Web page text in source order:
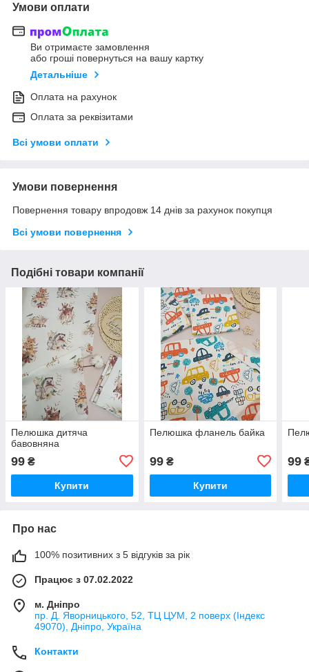
Умови оплати
Ви отримаєте замовлення
або гроші повернуться на вашу картку
Детальніше
Оплата на рахунок
Оплата за реквізитами
Всі умови оплати
Умови повернення
Повернення товару впродовж 14 днів за рахунок покупця
Всі умови повернення
Подібні товари компанії
Пелюшка дитяча
бавовняна
99 ₴
Купити
Пелюшка фланель байка
99₴
Купити
99
Про нас
100% позитивних з 5 відгуків за рік
Працює з 07.02.2022
м. Дніпро
пр. Д. Яворницького, 52, ТЦ ЦУМ, 2 поверх (Індекс
49070), Дніпро, Україна
Контакти